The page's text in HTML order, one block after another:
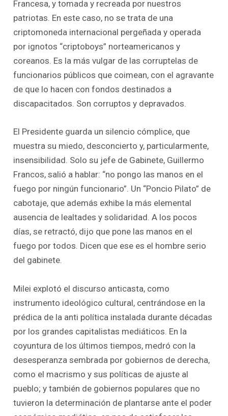
Francesa, y tomada y recreada por nuestros
patriotas. En este caso, no se trata de una
criptomoneda internacional pergeñada y operada
por ignotos “criptoboys” norteamericanos y
coreanos. Es la más vulgar de las corruptelas de
funcionarios públicos que coimean, con el agravante
de que lo hacen con fondos destinados a
discapacitados. Son corruptos y depravados.
El Presidente guarda un silencio cómplice, que
muestra su miedo, desconcierto y, particularmente,
insensibilidad. Solo su jefe de Gabinete, Guillermo
Francos, salió a hablar: “no pongo las manos en el
fuego por ningún funcionario”. Un “Poncio Pilato” de
cabotaje, que además exhibe la más elemental
ausencia de lealtades y solidaridad. A los pocos
días, se retractó, dijo que pone las manos en el
fuego por todos. Dicen que ese es el hombre serio
del gabinete.
Milei explotó el discurso anticasta, como
instrumento ideológico cultural, centrándose en la
prédica de la anti política instalada durante décadas
por los grandes capitalistas mediáticos. En la
coyuntura de los últimos tiempos, medró con la
desesperanza sembrada por gobiernos de derecha,
como el macrismo y sus políticas de ajuste al
pueblo; y también de gobiernos populares que no
tuvieron la determinación de plantarse ante el poder